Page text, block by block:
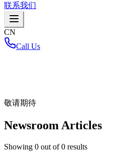
联系我们
CN
Call Us
敬请期待
Newsroom Articles
Showing 0 out of0 results